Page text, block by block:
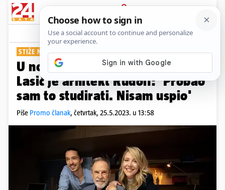
PRIJAVA
Show Komentari
STIŽE NA JESEN
U novoj RTL-ovoj seriji Frano
Lasić je arhitekt Rudolf: 'Probao
sam to studirati. Nisam uspio'
Piše Promo članak, četvrtak, 25.5.2023. u 13:58